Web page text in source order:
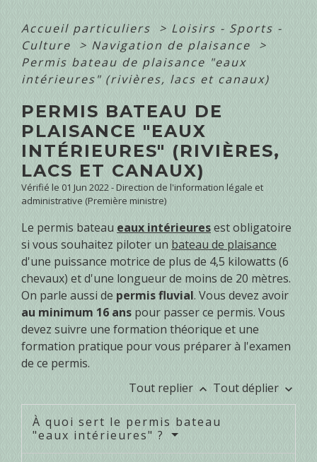
Accueil particuliers > Loisirs - Sports -
Culture
> Navigation de plaisance
>
Permis bateau de plaisance "eaux
intérieures" (rivières, lacs et canaux)
PERMIS BATEAU DE
PLAISANCE "EAUX
INTÉRIEURES" (RIVIÈRES,
LACS ET CANAUX)
Vérifié le 01 Jun 2022 - Direction de l'information légale et
administrative (Première ministre)
Le permis bateau eaux intérieuresest obligatoire
si vous souhaitez piloter un bateau de plaisance
d'une puissance motrice de plus de 4,5 kilowatts (6
chevaux) et d'une longueur de moins de 20 mètres.
On parle aussi de permis fluvial. Vous devez avoir
au minimum 16 ans pour passer ce permis. Vous
devez suivre une formation théorique et une
formation pratique pour vous préparer à l'examen
de ce permis.
Tout replier keyboard_arrow_up Tout déplier keyboard_arrow_down
À quoi sert le permis bateau
"eaux intérieures" ?